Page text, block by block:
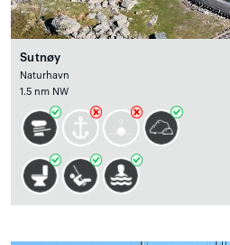
Sutnøy
Naturhavn
1.5 nm NW